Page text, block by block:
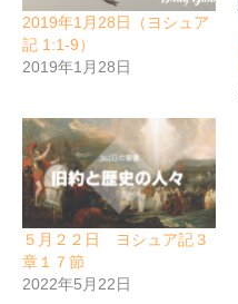
2019年1月28日（ヨシュア
記 1:1-9）
2019年1月28日
５月２２日 ヨシュア記３
章１７節
2022年5月22日